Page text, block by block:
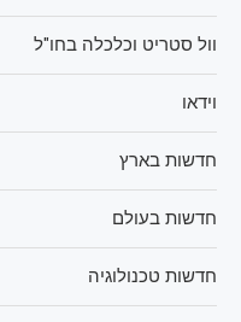
וול סטריט וכלכלה בחו"ל
וידאו
חדשות בארץ
חדשות בעולם
חדשות טכנולוגיה